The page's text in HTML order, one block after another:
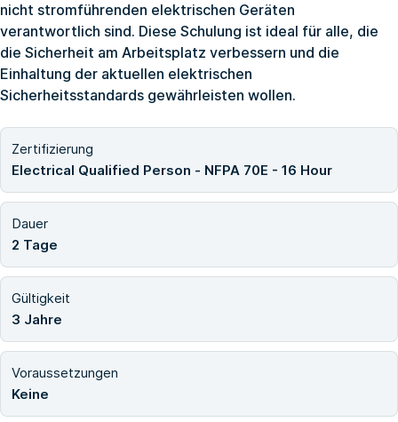
nicht stromführenden elektrischen Geräten
verantwortlich sind. Diese Schulung ist ideal für alle, die
die Sicherheit am Arbeitsplatz verbessern und die
Einhaltung der aktuellen elektrischen
Sicherheitsstandards gewährleisten wollen.
Zertifizierung
Electrical Qualified Person - NFPA 70E - 16 Hour
Dauer
2 Tage
Gültigkeit
3 Jahre
Voraussetzungen
Keine